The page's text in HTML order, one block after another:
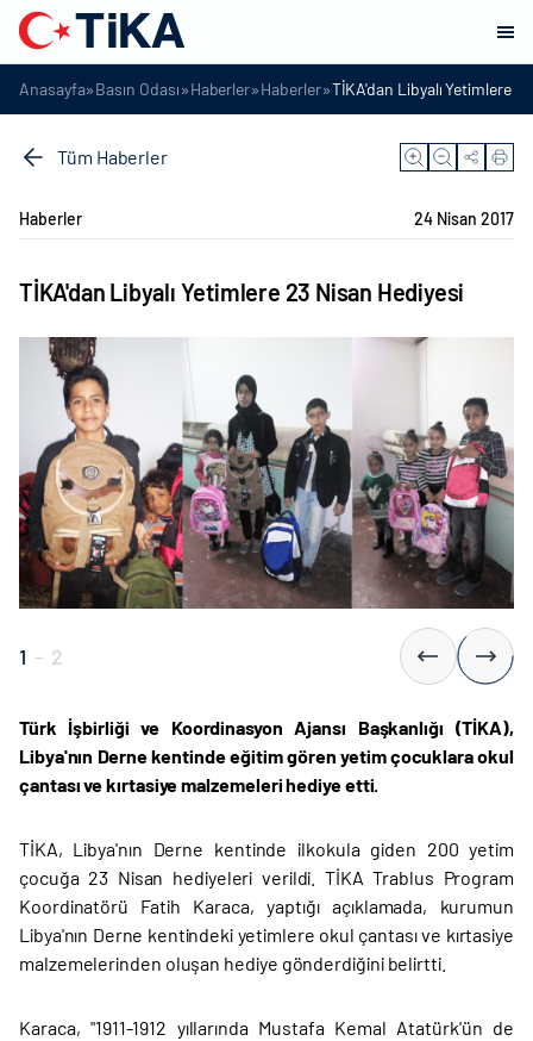
Anasayfa»Basın Odası»Haberler»Haberler»TİKA'dan Libyalı Yetimlere
Tüm Haberler
Haberler 24 Nisan 2017
TİKA'dan Libyalı Yetimlere 23 Nisan Hediyesi
1 - 2
Türk İşbirliği ve Koordinasyon Ajansı Başkanlığı (TİKA),
Libya'nın Derne kentinde eğitim gören yetim çocuklara okul
çantası ve kırtasiye malzemeleri hediye etti.
TİKA, Libya'nın Derne kentinde ilkokula giden 200 yetim
çocuğa 23 Nisan hediyeleri verildi. TİKA Trablus Program
Koordinatörü Fatih Karaca, yaptığı açıklamada, kurumun
Libya'nın Derne kentindeki yetimlere okul çantası ve kırtasiye
malzemelerinden oluşan hediye gönderdiğini belirtti.
Karaca, "1911-1912 yıllarında Mustafa Kemal Atatürk'ün de